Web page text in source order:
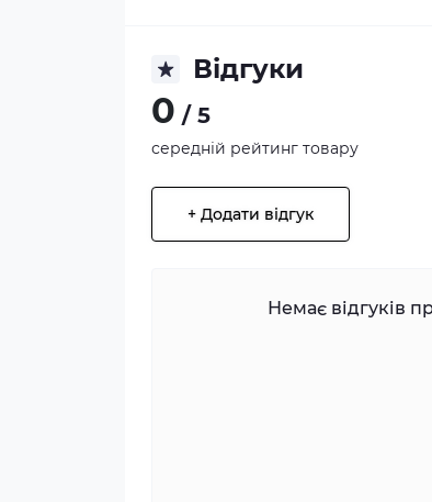
Відгуки
0 / 5
середній рейтинг товару
+ Додати відгук
Немає відгуків